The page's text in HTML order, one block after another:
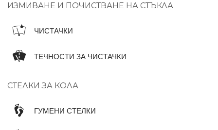
ИЗМИВАНЕ И ПОЧИСТВАНЕ НА СТЪКЛА
ЧИСТАЧКИ
ТЕЧНОСТИ ЗА ЧИСТАЧКИ
СТЕЛКИ ЗА КОЛА
ГУМЕНИ СТЕЛКИ